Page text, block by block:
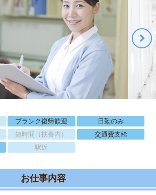
ブランク復帰歓迎
日勤のみ
短時間（扶養内）
交通費支給
駅近
お仕事内容